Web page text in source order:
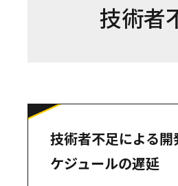
技術者
技術者不足による開
ケジュールの遅延